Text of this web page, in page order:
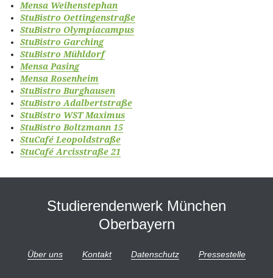
Mensa Weihenstephan
StuBistro Oettingenstraße
StuBistro Olympiacampus
StuBistro Garching
StuBistro Mühldorf
Mensa Pasing
Mensa Rosenheim
StuBistro Burghausen
StuBistro Adalbertstraße
StuBistro WST Maximus
StuBistro Boltzmann 15
StuCafé Leopoldstraße
StuCafé Arcisstraße 21
Studierendenwerk München
Oberbayern
Über uns Kontakt Datenschutz Pressestelle